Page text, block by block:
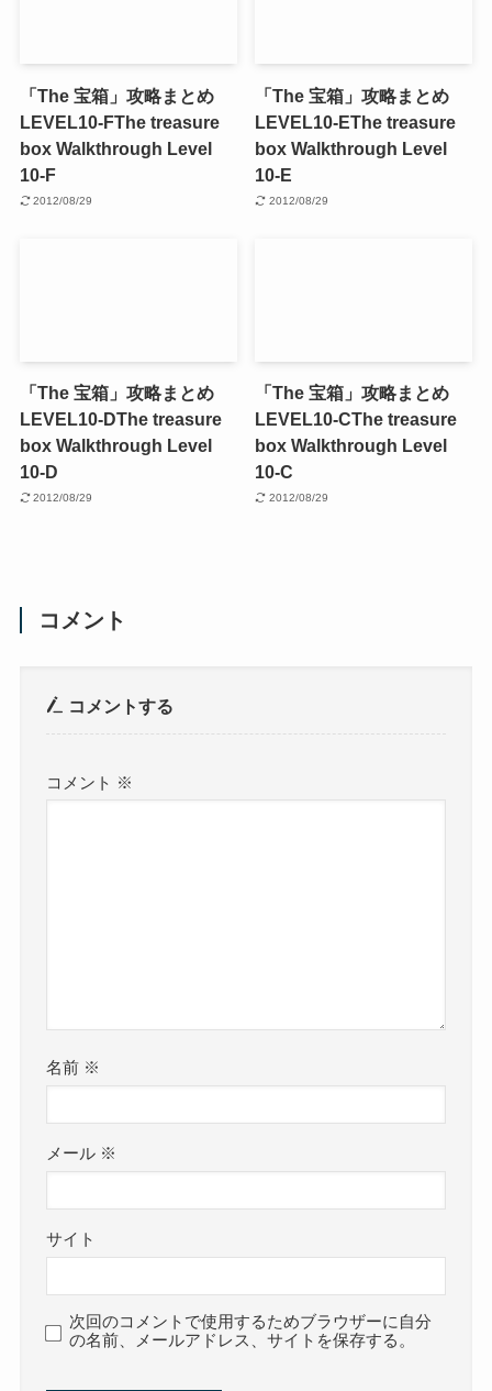
「The 宝箱」攻略まとめ
LEVEL10-FThe treasure
box Walkthrough Level
10-F
2012/08/29
「The 宝箱」攻略まとめ
LEVEL10-EThe treasure
box Walkthrough Level
10-E
2012/08/29
「The 宝箱」攻略まとめ
LEVEL10-DThe treasure
box Walkthrough Level
10-D
2012/08/29
「The 宝箱」攻略まとめ
LEVEL10-CThe treasure
box Walkthrough Level
10-C
2012/08/29
コメント
コメントする
コメント ※
名前 ※
メール ※
サイト
次回のコメントで使用するためブラウザーに自分
の名前、メールアドレス、サイトを保存する。